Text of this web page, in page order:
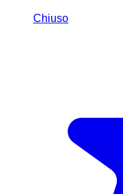
Chiuso